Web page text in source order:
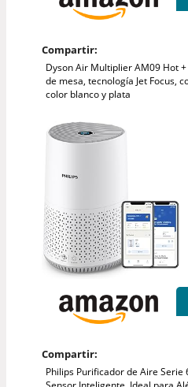
Compartir:
Dyson Air Multiplier AM09 Hot
de mesa, tecnología Jet Focus,
color blanco y plata
Compartir:
Philips Purificador de Aire Serie